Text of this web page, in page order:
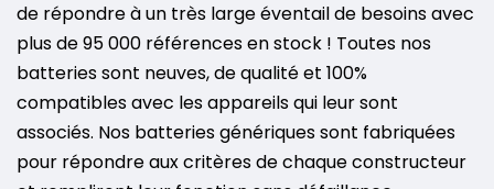
de répondre à un très large éventail de besoins avec
plus de 95 000 références en stock ! Toutes nos
batteries sont neuves, de qualité et 100%
compatibles avec les appareils qui leur sont
associés. Nos batteries génériques sont fabriquées
pour répondre aux critères de chaque constructeur